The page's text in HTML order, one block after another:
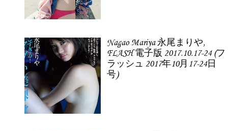
Nagao Mariya 永尾まりや,
FLASH 電子版 2017.10.17-24 (フ
ラッシュ 2017年10月17-24日
号)